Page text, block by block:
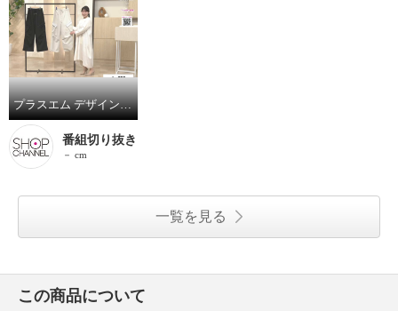
プラスエム デザインカーゴパンツ
番組切り抜き
－ cm
一覧を見る
この商品について